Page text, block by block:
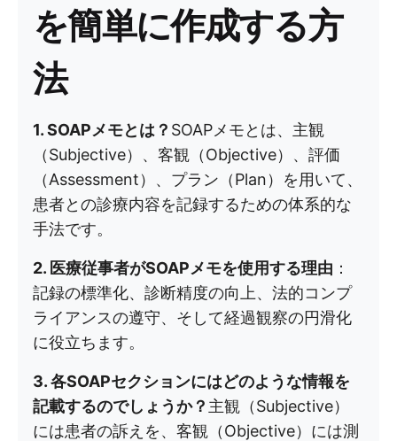
を簡単に作成する方
法
1. SOAPメモとは？ SOAPメモとは、主観
（Subjective）、客観（Objective）、評価
（Assessment）、プラン（Plan）を用いて、
患者との診療内容を記録するための体系的な
手法です。
2. 医療従事者がSOAPメモを使用する理由 ：
記録の標準化、診断精度の向上、法的コンプ
ライアンスの遵守、そして経過観察の円滑化
に役立ちます。
3. 各SOAPセクションにはどのような情報を
記載するのでしょうか？ 主観（Subjective）
には患者の訴えを、客観（Objective）には測